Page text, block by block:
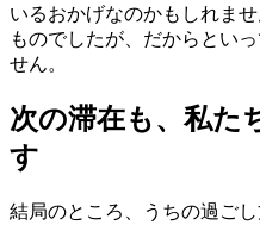
いるおかげなのかもしれま
ものでしたが、だからとい
せん。
次の滞在も、私た
す
結局のところ、うちの過ご